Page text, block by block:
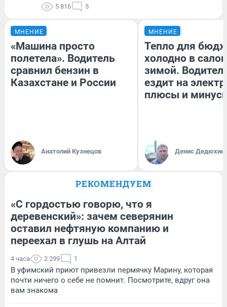
5 816 5
МНЕНИЕ
«Машина просто
полетела». Водитель
сравнил бензин в
Казахстане и России
Анатолий Кузнецов
МНЕНИЕ
Тепло для
холодно в
зимой.
ездит на
плюсы и
Денис Дедюхин
РЕКОМЕНДУЕМ
«С гордостью говорю, что я
деревенский»: зачем северянин
оставил нефтяную компанию и
переехал в глушь на Алтай
4 часа 2 299 1
В уфимский приют привезли пермячку Марину, которая
почти ничего о себе не помнит. Посмотрите, вдруг она
вам знакома